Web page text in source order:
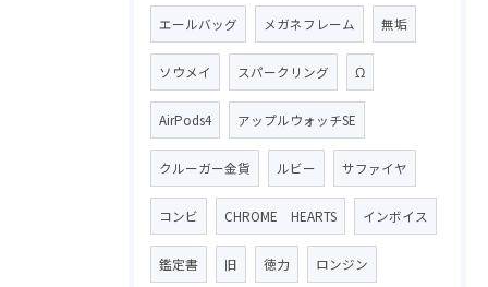
エールバッグ メガネフレーム 無垢
ソウメイ スパークリング Ω
AirPods4 アップルウォッチSE
クルーガー金貨 ルビー サファイヤ
コンビ CHROME HEARTS インボイス
鑑定書 旧 徳力 ロンジン